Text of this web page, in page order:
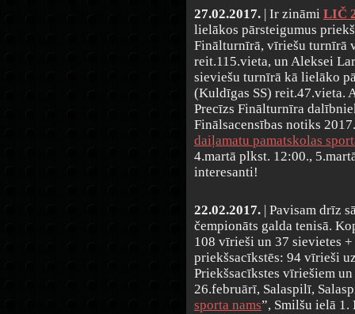
27.02.2017. | Ir zināmi LIČ
lielākos pārsteigumus
Finālturnīrā, vīriešu turnīrā
reit.115.vieta, un Aleksei
sieviešu turnīrā kā lielāko
(Kuldīgas SS) reit.47.vieta.
Precīzs Finālturnīra
Finālsacensības notiks
daiļamatu pamatskolas
4.martā plkst. 12:00.,
interesanti!
22.02.2017. | Pavisam drīz
čempionāts galda tenisā.
108 vīrieši un 37 sievietes
priekšsacīkstēs: 94 vīrieši
Priekšsacīkstes vīriešiem
26.februārī, Salaspilī,
sporta nams”, Smilšu ielā 1.